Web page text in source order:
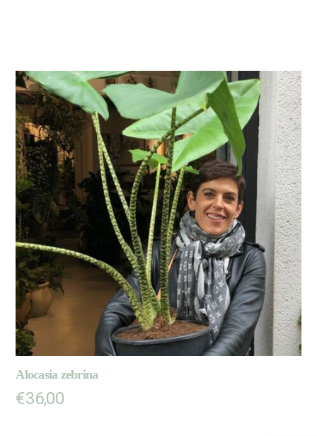
Alocasia zebrina
€36,00